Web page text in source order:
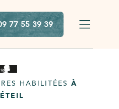
77 55 39 39
HABILITÉES À